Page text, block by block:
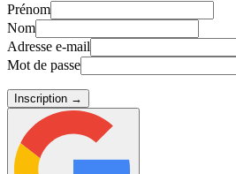
Prénom
Nom
Adresse e-mail
Mot de passe
Inscription →